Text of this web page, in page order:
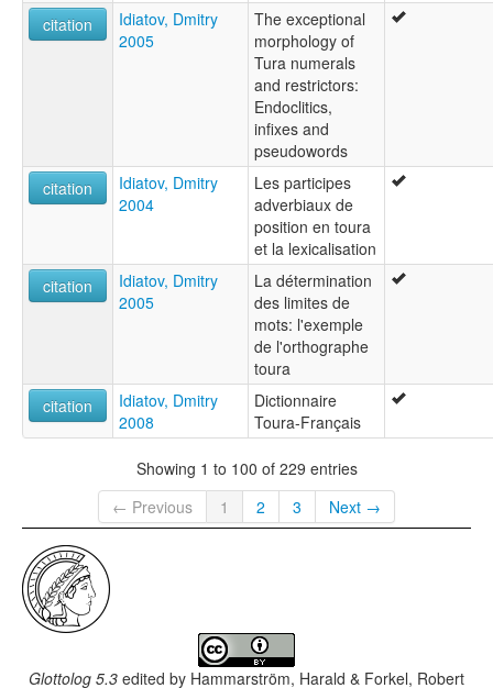
citation
Idiatov, Dmitry
2005
The exceptional
morphology of
Tura numerals
and restrictors:
Endoclitics,
infixes and
pseudowords
citation
Idiatov, Dmitry
2004
Les participes
adverbiaux de
position en toura
et la lexicalisation
citation
Idiatov, Dmitry
2005
La détermination
des limites de
mots: l'exemple
de l'orthographe
toura
citation
Idiatov, Dmitry
2008
Dictionnaire
Toura-Français
Showing 1 to 100 of 229 entries
← Previous
1 2 3 Next →
Glottolog 5.3 edited by Hammarström, Harald & Forkel, Robert